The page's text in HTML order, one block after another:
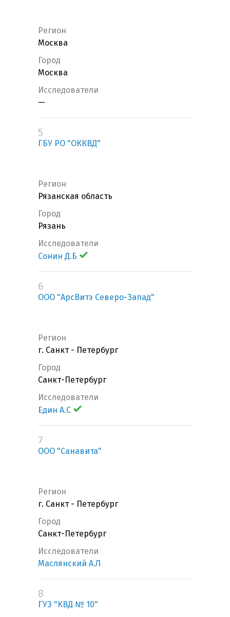
Регион
Москва
Город
Москва
Исследователи
—
5
ГБУ РО "ОККВД"
Регион
Рязанская область
Город
Рязань
Исследователи
Сонин Д.Б
6
ООО "АрсВитэ Северо-Запад"
Регион
г. Санкт - Петербург
Город
Санкт-Петербург
Исследователи
Един А.С
7
ООО "Санавита"
Регион
г. Санкт - Петербург
Город
Санкт-Петербург
Исследователи
Маслянский А.Л
8
ГУЗ "КВД № 10"